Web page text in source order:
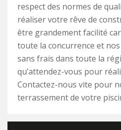
respect des normes de
réaliser votre rêve de
être grandement facilité
toute la concurrence et
sans frais dans toute la
qu’attendez-vous pour
Contactez-nous vite pour
terrassement de votre